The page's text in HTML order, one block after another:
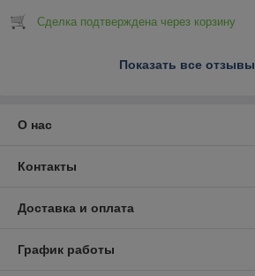
Сделка подтверждена через корзину
Показать все отзывы
О нас
Контакты
Доставка и оплата
График работы